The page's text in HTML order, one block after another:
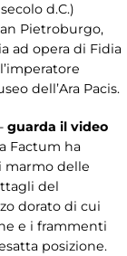
d.C.)
Pietroburgo,
ad opera di Fidia
dell’Ara Pacis.
guarda il video
Factum ha
delle
del
dorato di cui
e i frammenti
posizione.